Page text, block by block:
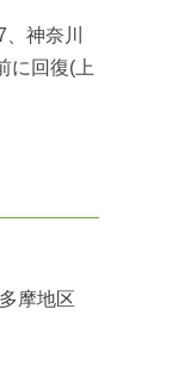
神奈川
に回復(上
摩地区